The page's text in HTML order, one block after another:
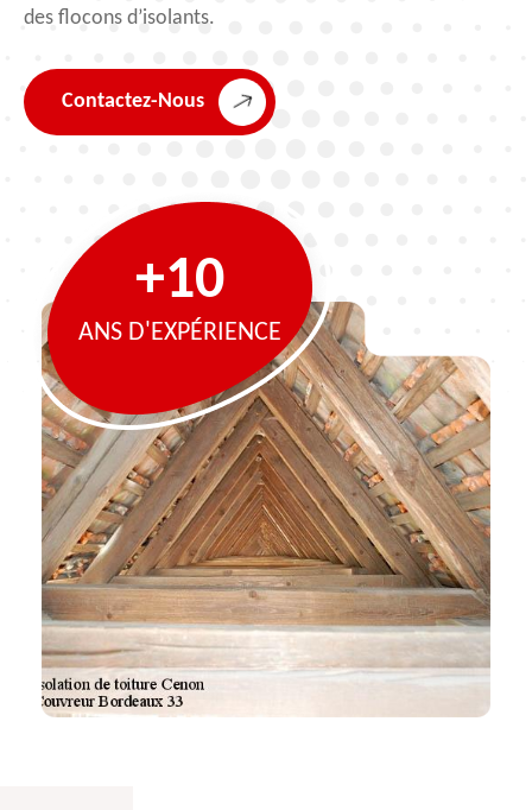
des flocons d’isolants.
Contactez-Nous
+10
ANS D'EXPÉRIENCE